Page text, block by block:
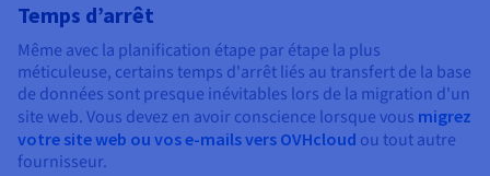
Temps d’arrêt
Même avec la planification étape par étape la plus
méticuleuse, certains temps d'arrêt liés au transfert de la base
de données sont presque inévitables lors de la migration d'un
site web. Vous devez en avoir conscience lorsque vous migrez
votre site web ou vos e-mails vers OVHcloud ou tout autre
fournisseur.